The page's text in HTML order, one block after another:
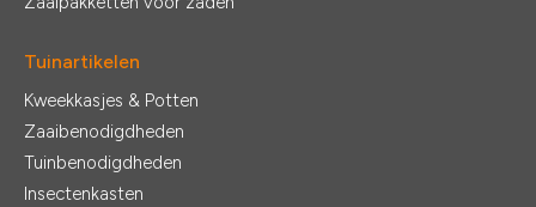
Tuinartikelen
Kweekkasjes & Potten
Zaaibenodigdheden
Tuinbenodigdheden
Insectenkasten